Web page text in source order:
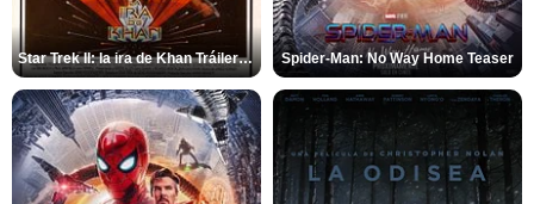
Star Trek II: la ira de Khan Tráiler VO Spider-Man: No Way Home Teaser